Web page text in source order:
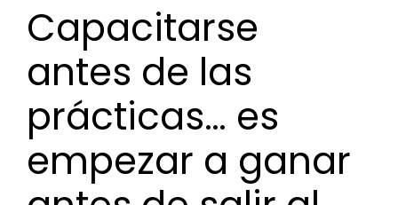
Capacitarse
antes de las
prácticas… es
empezar a ganar